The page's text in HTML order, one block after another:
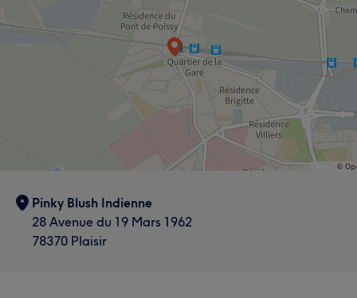
Pinky Blush Indienne
28 Avenue du 19 Mars 1962
78370 Plaisir